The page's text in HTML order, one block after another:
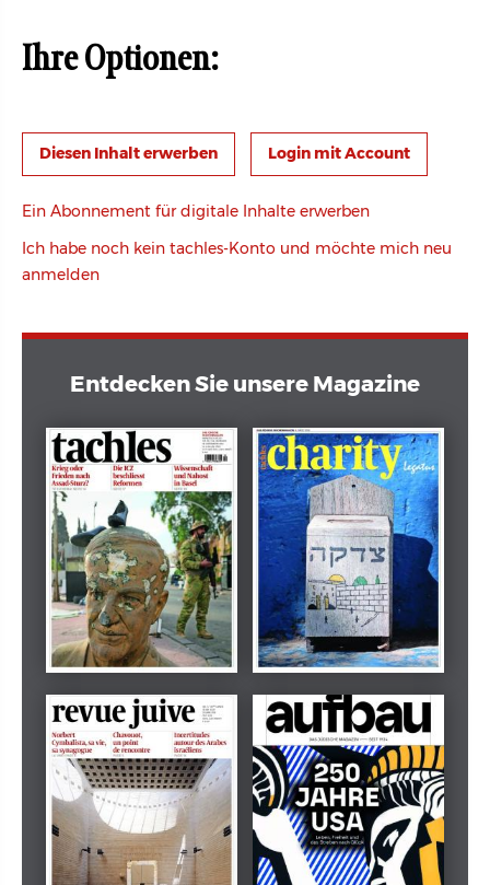
Ihre Optionen:
Login mit Account
Ein Abonnement für digitale Inhalte erwerben
Ich habe noch kein tachles-Konto und möchte mich neu
anmelden
Entdecken Sie unsere Magazine
Dezember 2024
tachles
März 2026
Beilage